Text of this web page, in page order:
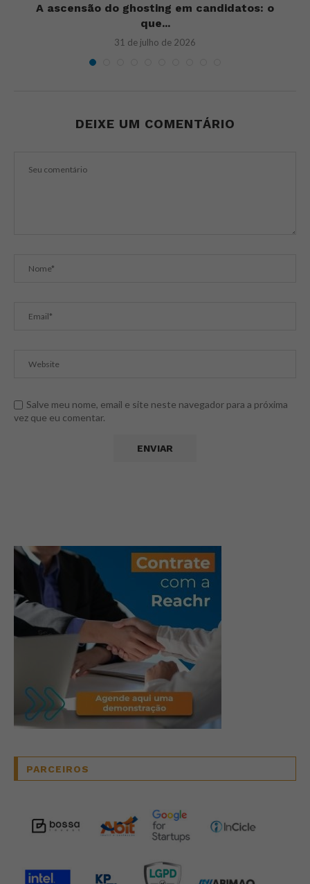
A ascensão do ghosting em candidatos: o
que...
31 de julho de 2026
DEIXE UM COMENTÁRIO
Salve meu nome, email e site neste navegador para a próxima
vez que eu comentar.
PARCEIROS